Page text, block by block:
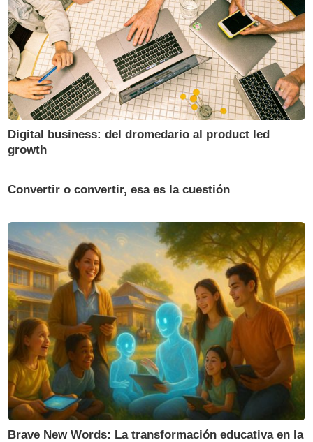
Digital business: del dromedario al product led
growth
Convertir o convertir, esa es la cuestión
Brave New Words: La transformación educativa en la